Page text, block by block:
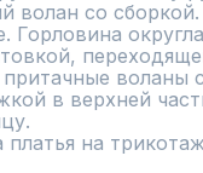
волан со
Горловина
воланы
в верхней
на